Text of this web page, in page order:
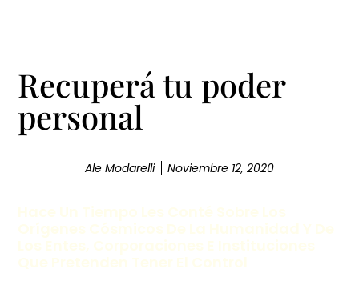
Recuperá tu poder
personal
Ale Modarelli Noviembre 12, 2020